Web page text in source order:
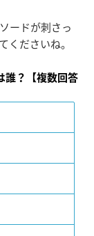
ードが刺さっ
くださいね。
誰？【複数回答